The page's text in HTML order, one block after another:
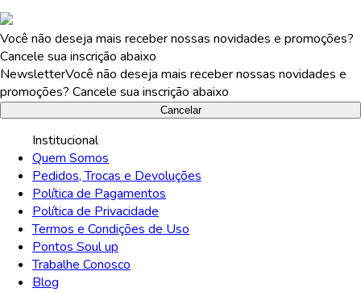
Você não deseja mais receber nossas novidades e promoções?
Cancele sua inscrição abaixo
NewsletterVocê não deseja mais receber nossas novidades e
promoções? Cancele sua inscrição abaixo
Cancelar
Institucional
Quem Somos
Pedidos, Trocas e Devoluções
Política de Pagamentos
Política de Privacidade
Termos e Condições de Uso
Pontos Soul up
Trabalhe Conosco
Blog